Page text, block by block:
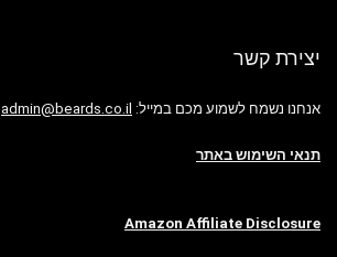
יצירת קשר
אנחנו נשמח לשמוע מכם במייל: admin@beards.co.il
תנאי השימוש באתר
Amazon Affiliate Disclosure